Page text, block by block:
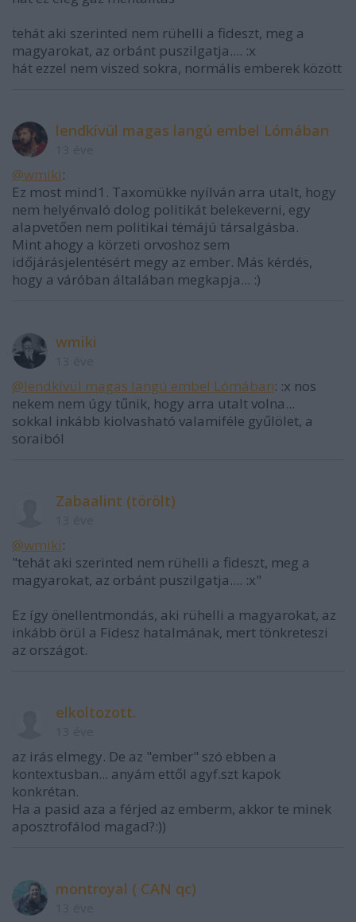
tehát aki szerinted nem rühelli a fideszt, meg a
magyarokat, az orbánt puszilgatja.... :x
hát ezzel nem viszed sokra, normális emberek között
lendkívül magas langú embel Lómában
@wmiki:
Ez most mind1. Taxomükke nyílván arra utalt, hogy
nem helyénvaló dolog politikát belekeverni, egy
alapvetően nem politikai témájú társalgásba.
Mint ahogy a körzeti orvoshoz sem
időjárásjelentésért megy az ember. Más kérdés,
hogy a váróban általában megkapja... :)
wmiki
@lendkívül magas langú embel Lómában: :x nos
nekem nem úgy tűnik, hogy arra utalt volna...
sokkal inkább kiolvasható valamiféle gyűlölet, a
soraiból
Zabaalint (törölt)
@wmiki:
"tehát aki szerinted nem rühelli a fideszt, meg a
magyarokat, az orbánt puszilgatja.... :x"
Ez így önellentmondás, aki rühelli a magyarokat, az
inkább örül a Fidesz hatalmának, mert tönkreteszi
az országot.
elkoltozott.
az irás elmegy. De az "ember" szó ebben a
kontextusban... anyám ettől agyf.szt kapok
konkrétan.
Ha a pasid aza a férjed az emberm, akkor te minek
aposztrofálod magad?:))
montroyal ( CAN qc)